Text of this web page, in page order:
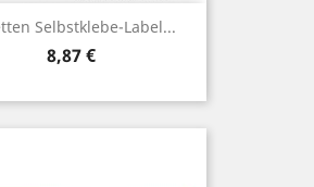
Selbstklebe-Label...
Preis
8,87 €